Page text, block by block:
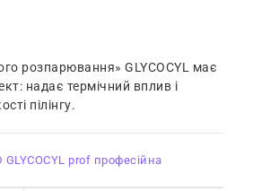
розпарювання» GLYCOCYL має
надає термічний вплив і
пілінгу.
GLYCOCYL prof професійна